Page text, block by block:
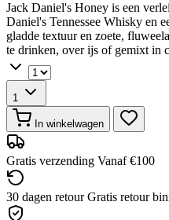
Jack Daniel's Honey is een
Daniel's Tennessee Whisky en
gladde textuur en zoete,
te drinken, over ijs of gemixt in
1
In winkelwagen
Gratis verzending Vanaf €100
30 dagen retour Gratis retour